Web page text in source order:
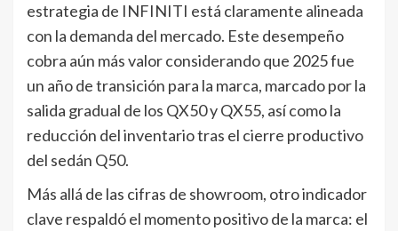
estrategia de INFINITI está claramente alineada
con la demanda del mercado. Este desempeño
cobra aún más valor considerando que 2025 fue
un año de transición para la marca, marcado por la
salida gradual de los QX50 y QX55, así como la
reducción del inventario tras el cierre productivo
del sedán Q50.
Más allá de las cifras de showroom, otro indicador
clave respaldó el momento positivo de la marca: el